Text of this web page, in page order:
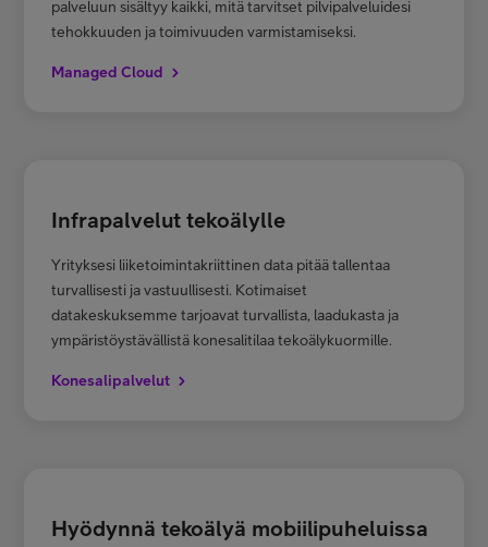
palveluun sisältyy kaikki, mitä tarvitset pilvipalveluidesi
tehokkuuden ja toimivuuden varmistamiseksi.
Managed Cloud
Infrapalvelut tekoälylle
Yrityksesi liiketoimintakriittinen data pitää tallentaa
turvallisesti ja vastuullisesti. Kotimaiset
datakeskuksemme tarjoavat turvallista, laadukasta ja
ympäristöystävällistä konesalitilaa tekoälykuormille.
Konesalipalvelut
Hyödynnä tekoälyä mobiilipuheluissa